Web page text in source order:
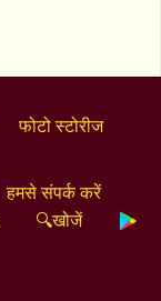
फोटो स्टोरीज
हमसे संपर्क करें
🔍खोजें